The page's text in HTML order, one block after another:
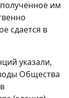
им
сдается в
указали,
Общества